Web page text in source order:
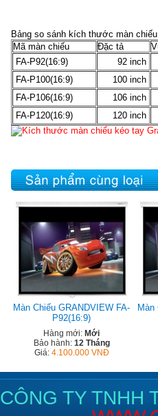
Bảng so sánh kích thước màn
Mã màn chiếu
Đặc tả
FA-P92(16:9)
92 inch
FA-P100(16:9)
100 inch
FA-P106(16:9)
106 inch
FA-P120(16:9)
120 inch
Màn Chiếu GRANDVIEW FA-
P92(16:9)
Hàng mới: Mới
Bảo hành: 12 Tháng
Giá: 4.100.000 VNĐ
Màn
CÔNG TY TNHH